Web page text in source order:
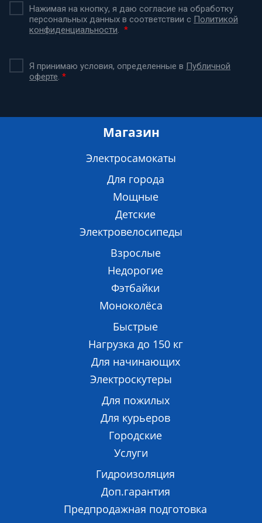
Нажимая на кнопку, я даю согласие на обработку
персональных данных в соответствии с Политикой
конфиденциальности. *
Я принимаю условия, определенные в Публичной
оферте. *
Магазин
Электросамокаты
Для города
Мощные
Детские
Электровелосипеды
Взрослые
Недорогие
Фэтбайки
Моноколёса
Быстрые
Нагрузка до 150 кг
Для начинающих
Электроскутеры
Для пожилых
Для курьеров
Городские
Услуги
Гидроизоляция
Доп.гарантия
Предпродажная подготовка